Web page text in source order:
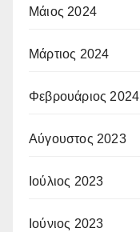
Μάιος 2024
Μάρτιος 2024
Φεβρουάριος 2024
Αύγουστος 2023
Ιούλιος 2023
Ιούνιος 2023